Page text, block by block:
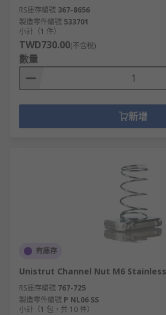
RS庫存編號 367-8656
製造零件編號 533701
小計（1 件）
TWD730.00(不含稅)
數量
新增
有庫存
Unistrut Channel Nut M6
RS庫存編號 767-725
製造零件編號 P NL06 SS
小計（1 包，共 10 件）